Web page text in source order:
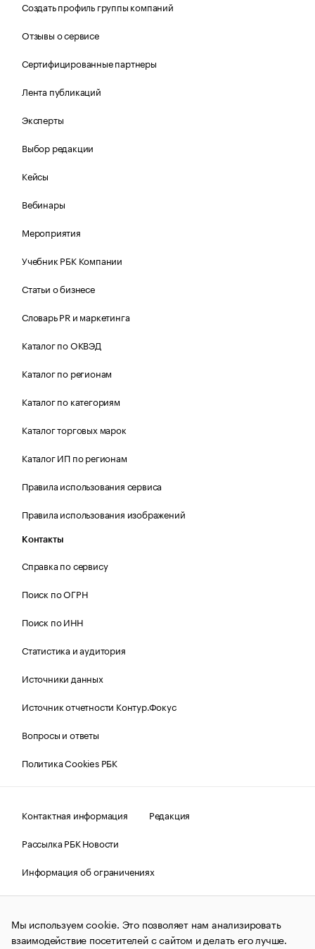
Создать профиль группы компаний
Отзывы о сервисе
Сертифицированные партнеры
Лента публикаций
Эксперты
Выбор редакции
Кейсы
Вебинары
Мероприятия
Учебник РБК Компании
Статьи о бизнесе
Словарь PR и маркетинга
Каталог по ОКВЭД
Каталог по регионам
Каталог по категориям
Каталог торговых марок
Каталог ИП по регионам
Правила использования сервиса
Правила использования изображений
Контакты
Справка по сервису
Поиск по ОГРН
Поиск по ИНН
Статистика и аудитория
Источники данных
Источник отчетности Контур.Фокус
Вопросы и ответы
Политика Cookies РБК
Контактная информация
Редакция
Рассылка РБК Новости
Информация об ограничениях
Правовая информация
О соблюдении авторских прав
© АО «РОСБИЗНЕСКОНСАЛТИНГ»,1995–2026.Сообщения
и материалы информационного агентства «РБК»
Мы используем cookie. Это позволяет нам анализировать
взаимодействие посетителей с сайтом и делать его лучше.